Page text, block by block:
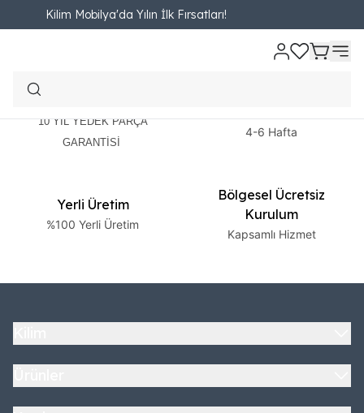
Kilim Mobilya'da Yılın İlk Fırsatları!
10 YIL YEDEK PARÇA
GARANTİSİ
4-6 Hafta
Yerli Üretim
%100 Yerli Üretim
Bölgesel Ücretsiz
Kurulum
Kapsamlı Hizmet